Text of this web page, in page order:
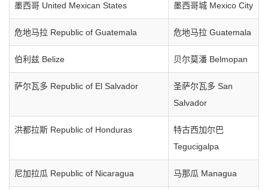
墨西哥 United Mexican States 墨西哥城 Mexico City
危地马拉 Republic of Guatemala 危地马拉 Guatemala
伯利兹 Belize 贝尔莫潘 Belmopan
萨尔瓦多 Republic of El Salvador
圣萨尔瓦多 San
Salvador
洪都拉斯 Republic of Honduras
特古西加尔巴
Tegucigalpa
尼加拉瓜 Republic of Nicaragua 马那瓜 Managua